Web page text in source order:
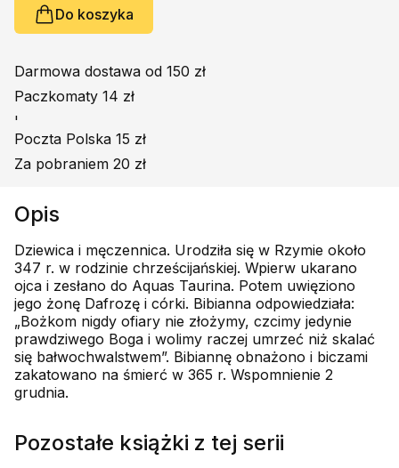
Do koszyka
Darmowa dostawa od 150 zł
Paczkomaty 14 zł
'
Poczta Polska 15 zł
Za pobraniem 20 zł
Opis
Dziewica i męczennica. Urodziła się w Rzymie około
347 r. w rodzinie chrześcijańskiej. Wpierw ukarano
ojca i zesłano do Aquas Taurina. Potem uwięziono
jego żonę Dafrozę i córki. Bibianna odpowiedziała:
„Bożkom nigdy ofiary nie złożymy, czcimy jedynie
prawdziwego Boga i wolimy raczej umrzeć niż skalać
się bałwochwalstwem”. Bibiannę obnażono i biczami
zakatowano na śmierć w 365 r. Wspomnienie 2
grudnia.
Pozostałe książki z tej serii